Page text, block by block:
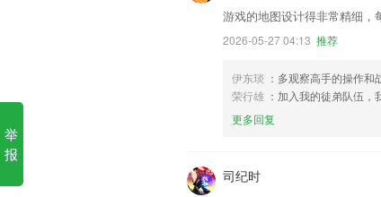
游戏的地图设计得非常精细，
2026-05-27 04:13 推荐
伊东琰 ：多观察高手的操作
荣行雄 ：加入我的徒弟队伍
更多回复
司纪时
举
报